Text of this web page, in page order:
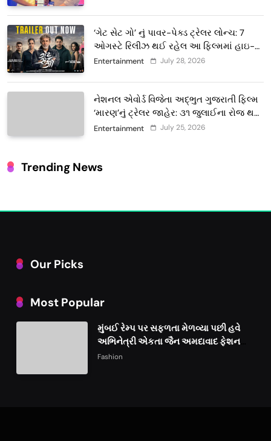
‘ગેટ સેટ ગો’ નું પાવર-પેક્ડ ટ્રેલર લોન્ચ: 7
ઓગસ્ટે રિલીઝ થઈ રહેલ આ ફિલ્મમાં હાઇ-
ટેક VFX જોવા મળશે
Entertainment July 28, 2026
નેશનલ એવોર્ડ વિજેતા અદ્ભુત ગુજરાતી ફિલ્મ
‘મારણ’નું ટ્રેલર જાહેર: ૩૧ જુલાઈના રોજ થશે
થિયેટરોમાં રિલીઝ
Entertainment July 25, 2026
Trending News
Our Picks
Most Popular
મુંબઈ રેમ્પ પર સફળતા મેળવ્યા પછી હવે
અભિનેત્રી એકતા જૈન અમદાવાદ ફેશન
વીકમાં પોતાની પ્રતિભા પ્રદર્શિત કરશે
Fashion